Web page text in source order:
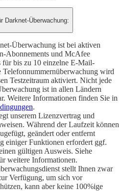
Darknet-Überwachung:
Überwachung ist bei aktiven
Abonnements und McAfee
bis zu 10 einzelne E-Mail-
Telefonnummernüberwachung wird
Testzeitraum aktiviert. Nicht jede
ist in allen Ländern
Weitere Informationen finden Sie in
.
unserem Lizenzvertrag und
Während der Laufzeit können
geändert oder entfernt
einiger Funktionen erfordert ggf.
gültigen Ausweis. Siehe
weitere Informationen.
stellt Ihnen zwar
Verfügung, um sich vor
kann aber keine 100%ige